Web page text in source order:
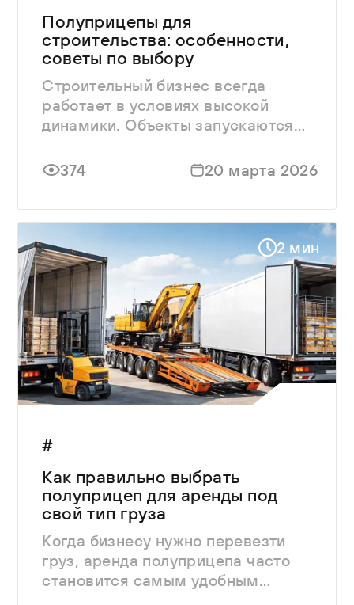
Полуприцепы для
строительства: особенности,
советы по выбору
Строительный бизнес всегда
работает в условиях высокой
динамики. Объекты запускаются
поставках материалов могут
остановить весь производственный
цикл.
374 20 марта 2026
2 мин
#
Как правильно выбрать
полуприцеп для аренды под
свой тип груза
Когда бизнесу нужно перевезти
груз, аренда полуприцепа часто
становится самым удобным